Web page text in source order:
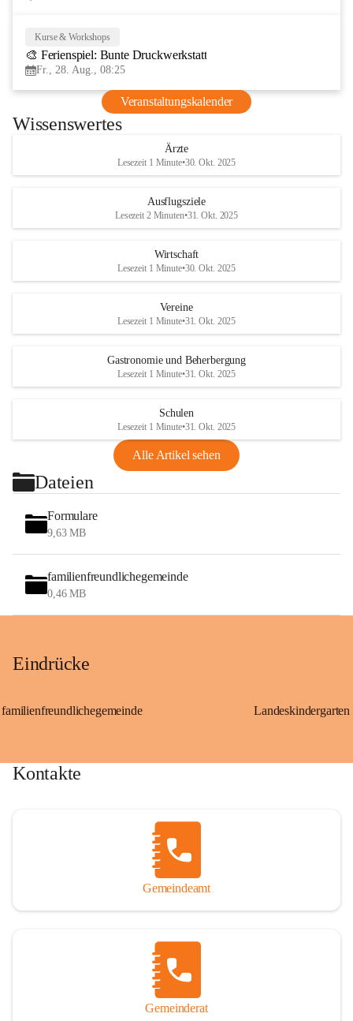
Kurse & Workshops
🎨 Ferienspiel: Bunte Druckwerkstatt
Fr., 28. Aug., 08:25
Veranstaltungskalender
Wissenswertes
Ärzte
Lesezeit 1 Minute•30. Okt. 2025
Ausflugsziele
Lesezeit 2 Minuten•31. Okt. 2025
Wirtschaft
Lesezeit 1 Minute•30. Okt. 2025
Vereine
Lesezeit 1 Minute•31. Okt. 2025
Gastronomie und Beherbergung
Lesezeit 1 Minute•31. Okt. 2025
Schulen
Lesezeit 1 Minute•31. Okt. 2025
Alle Artikel sehen
Dateien
Formulare
9,63 MB
familienfreundlichegemeinde
0,46 MB
Eindrücke
familienfreundlichegemeinde
Kontakte
Gemeindeamt
Gemeinderat